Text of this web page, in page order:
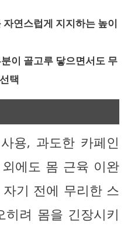
연스럽게 지지하는 높이
이 골고루 닿으면서도 무
택
용, 과도한 카페인
에도 몸 근육 이완
기 전에 무리한 스
히려 몸을 긴장시키